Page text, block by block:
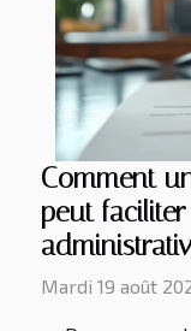
Comment
peut
Mardi 19 août